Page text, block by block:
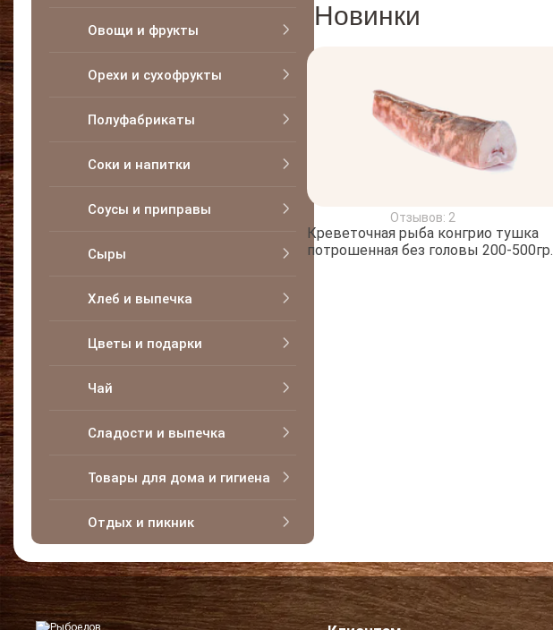
Овощи и фрукты
Орехи и сухофрукты
Полуфабрикаты
Соки и напитки
Соусы и приправы
Сыры
Хлеб и выпечка
Цветы и подарки
Чай
Сладости и выпечка
Товары для дома и гигиена
Отдых и пикник
Новинки
Отзывов: 2
Креветочная рыба конгрио тушка
потрошенная без головы 200-500гр.